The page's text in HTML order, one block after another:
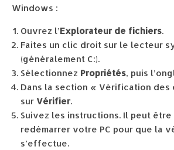
Windows :
Ouvrez l’Explorateur de fichiers.
Faites un clic droit sur le lecteur
(généralement C:).
Sélectionnez Propriétés, puis
Dans la section « Vérification des
sur Vérifier.
Suivez les instructions. Il peut
redémarrer votre PC pour que la
s’effectue.